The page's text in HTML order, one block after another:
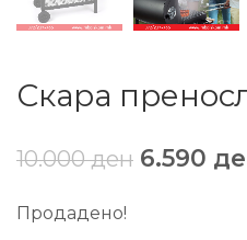
Скара
10.000ден 6.590
Продадено!